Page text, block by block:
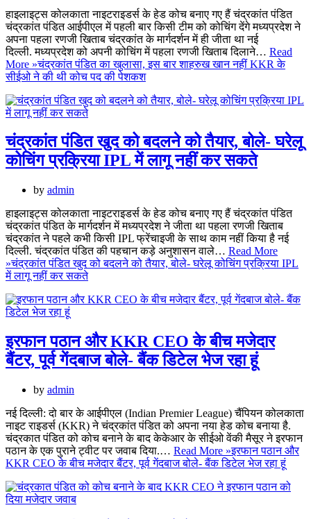
हाइलाइट्स कोलकाता नाइटराइडर्स के हेड कोच बनाए गए हैं चंद्रकांत पंडित
चंद्रकांत पंडित आईपीएल में पहली बार किसी टीम को कोचिंग देंगे मध्यप्रदेश ने
अपना पहला रणजी खिताब चंद्रकांत के मार्गदर्शन में ही जीता था नई
दिल्ली. मध्यप्रदेश को अपनी कोचिंग में पहला रणजी खिताब दिलाने… Read
More »चंद्रकांत पंडित का खुलासा, इस बार शाहरुख खान नहीं KKR के
सीईओ ने की थी कोच पद की पेशकश
चंद्रकांत पंडित खुद को बदलने को तैयार, बोले- घरेलू
कोचिंग प्रक्रिया IPL में लागू नहीं कर सकते
by admin
हाइलाइट्स कोलकाता नाइटराइडर्स के हेड कोच बनाए गए हैं चंद्रकांत पंडित
चंद्रकांत पंडित के मार्गदर्शन में मध्यप्रदेश ने जीता था पहला रणजी खिताब
चंद्रकांत ने पहले कभी किसी IPL फ्रेंचाइजी के साथ काम नहीं किया है नई
दिल्ली. चंद्रकांत पंडित की पहचान कड़े अनुशासन वाले… Read More
»चंद्रकांत पंडित खुद को बदलने को तैयार, बोले- घरेलू कोचिंग प्रक्रिया IPL
में लागू नहीं कर सकते
इरफान पठान और KKR CEO के बीच मजेदार
बैंटर, पूर्व गेंदबाज बोले- बैंक डिटेल भेज रहा हूं
by admin
नई दिल्ली: दो बार के आईपीएल (Indian Premier League) चैंपियन कोलकाता
नाइट राइडर्स (KKR) ने चंद्रकांत पंडित को अपना नया हेड कोच बनाया है.
चंद्रकात पंडित को कोच बनाने के बाद केकेआर के सीईओ वेंकी मैसूर ने इरफान
पठान के एक पुराने ट्वीट पर जवाब दिया.… Read More »इरफान पठान और
KKR CEO के बीच मजेदार बैंटर, पूर्व गेंदबाज बोले- बैंक डिटेल भेज रहा हूं